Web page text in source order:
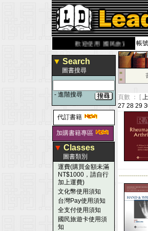
歡迎使用 國民旅遊卡！！ 帳號
▼ Search
圖書搜尋
- 進階搜尋
代訂書籍
加購書籍專區
▼ Classes
圖書類別
運費(購買金額未滿
NT$1000，請自行
加上運費)
文化幣使用須知
台灣Pay使用須知
全支付使用須知
國民旅遊卡使用須
知
■
■
頁數 ： [
27 28 29